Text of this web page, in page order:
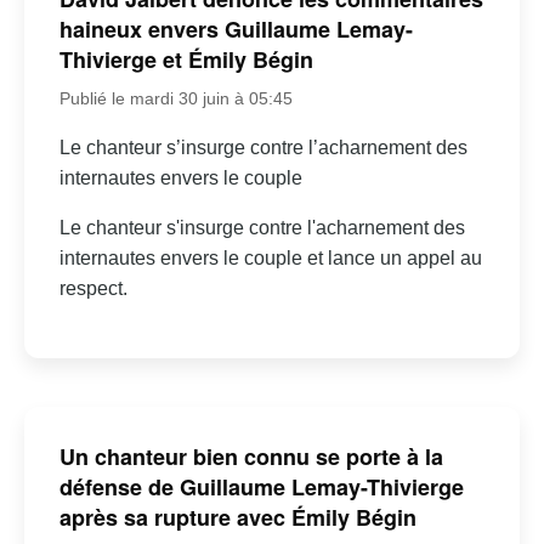
haineux envers Guillaume Lemay-
Thivierge et Émily Bégin
Publié le mardi 30 juin à 05:45
Le chanteur s’insurge contre l’acharnement des
internautes envers le couple
Le chanteur s'insurge contre l'acharnement des
internautes envers le couple et lance un appel au
respect.
Un chanteur bien connu se porte à la
défense de Guillaume Lemay-Thivierge
après sa rupture avec Émily Bégin